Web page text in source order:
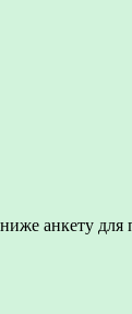
анкету для